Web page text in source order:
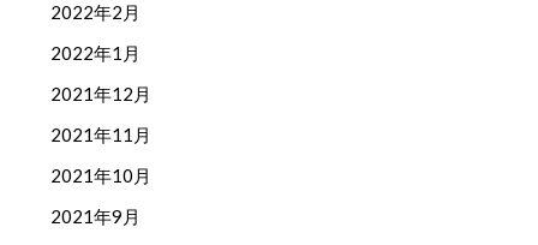
2022年2月
2022年1月
2021年12月
2021年11月
2021年10月
2021年9月